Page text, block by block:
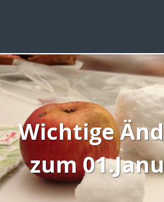
Wichtige
zum